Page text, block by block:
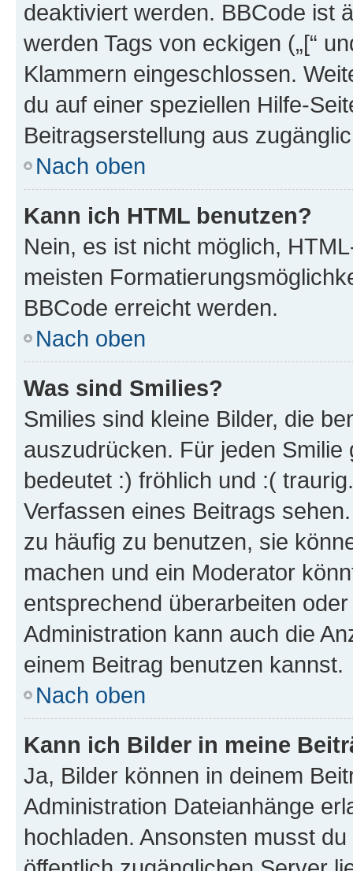
deaktiviert werden. BBCode ist
werden Tags von eckigen („[“
Klammern eingeschlossen.
du auf einer speziellen Hilfe-
Beitragserstellung aus
Nach oben
Kann ich HTML benutzen?
Nein, es ist nicht möglich,
meisten
BBCode erreicht werden.
Nach oben
Was sind Smilies?
Smilies sind kleine Bilder, die
auszudrücken. Für jeden
bedeutet :) fröhlich und :(
Verfassen eines Beitrags
zu häufig zu benutzen, sie
machen und ein Moderator
entsprechend überarbeiten
Administration kann auch die
einem Beitrag benutzen kannst.
Nach oben
Kann ich Bilder in meine
Ja, Bilder können in deinem
Administration Dateianhänge
hochladen. Ansonsten musst